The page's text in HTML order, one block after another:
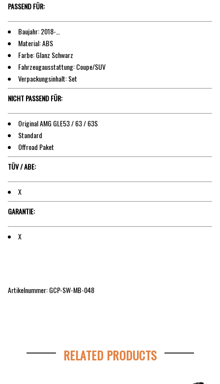
PASSEND FÜR:
Baujahr: 2018-…
Material: ABS
Farbe: Glanz Schwarz
Fahrzeugausstattung: Coupe/SUV
Verpackungsinhalt: Set
NICHT PASSEND FÜR:
Original AMG GLE53 / 63 / 63S
Standard
Offroad Paket
TÜV / ABE:
X
GARANTIE:
X
Artikelnummer: GCP-SW-MB-048
RELATED PRODUCTS